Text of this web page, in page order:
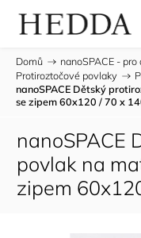
Domů / nanoSPACE -
Protiroztočové povlaky /
nanoSPACE Dětský
se zipem 60x120 / 70 x
nanoSPACE
povlak na
zipem